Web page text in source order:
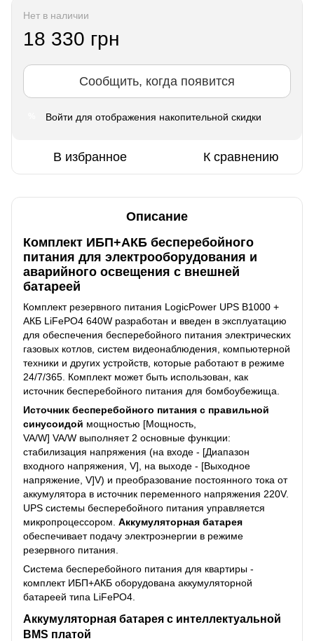
Нет в наличии
18 330 грн
Сообщить, когда появится
Войти для отображения накопительной скидки
В избранное К сравнению
Описание
Комплект ИБП+АКБ бесперебойного
питания для электрооборудования и
аварийного освещения с внешней
батареей
Комплект резервного питания LogicPower UPS В1000 +
АКБ LiFePO4 640W разработан и введен в эксплуатацию
для обеспечения бесперебойного питания электрических
газовых котлов, систем видеонаблюдения, компьютерной
техники и других устройств, которые работают в режиме
24/7/365. Комплект может быть использован, как
источник бесперебойного питания для бомбоубежища.
Источник бесперебойного питания с правильной
синусоидой мощностью [Мощность,
VA/W] VA/W выполняет 2 основные функции:
стабилизация напряжения (на входе - [Диапазон
входного напряжения, V], на выходе - [Выходное
напряжение, V]V) и преобразование постоянного тока от
аккумулятора в источник переменного напряжения 220V.
UPS системы бесперебойного питания управляется
микропроцессором. Аккумуляторная батарея
обеспечивает подачу электроэнергии в режиме
резервного питания.
Система бесперебойного питания для квартиры -
комплект ИБП+АКБ оборудована аккумуляторной
батареей типа LiFePO4.
Аккумуляторная батарея с интеллектуальной
BMS платой